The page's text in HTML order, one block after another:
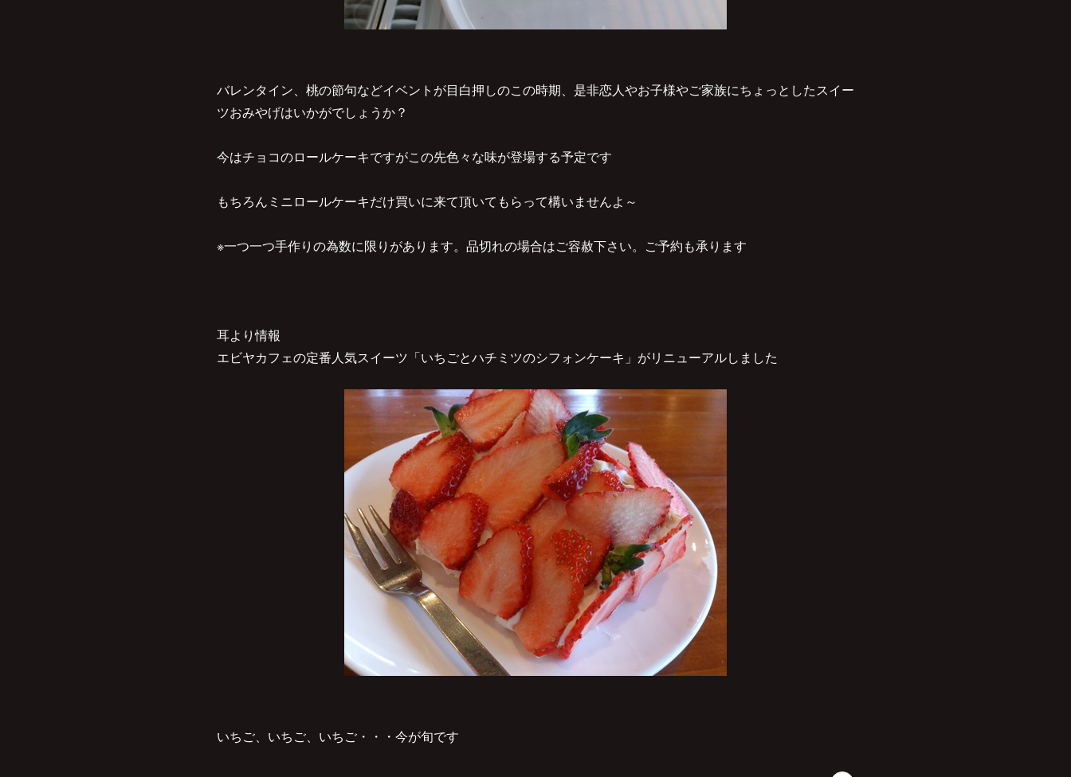
バレンタイン、桃の節句などイベントが目白押しのこの時期、是非恋人やお子様やご家族にちょっとしたスイー
ツおみやげはいかがでしょうか？
今はチョコのロールケーキですがこの先色々な味が登場する予定です
もちろんミニロールケーキだけ買いに来て頂いてもらって構いませんよ～
※一つ一つ手作りの為数に限りがあります。品切れの場合はご容赦下さい。ご予約も承ります
耳より情報
エビヤカフェの定番人気スイーツ「いちごとハチミツのシフォンケーキ」がリニューアルしました
いちご、いちご、いちご・・・今が旬です